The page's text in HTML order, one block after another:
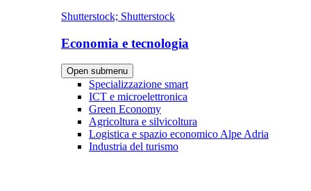
Shutterstock; Shutterstock
Economia e tecnologia
Open submenu
Specializzazione smart
ICT e microelettronica
Green Economy
Agricoltura e silvicoltura
Logistica e spazio economico Alpe Adria
Industria del turismo